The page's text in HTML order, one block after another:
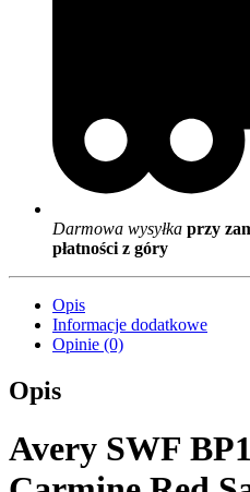
Darmowa wysyłka przy
płatności z góry
Opis
Informacje dodatkowe
Opinie (0)
Opis
Avery SWF